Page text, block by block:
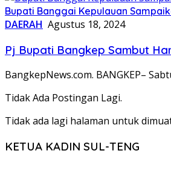
Bupati Banggai Kepulauan
DAERAH Agustus 18, 2024
Pj Bupati Bangkep Sambut
BangkepNews.com. BANGKEP–
Tidak Ada Postingan Lagi.
Tidak ada lagi halaman untuk
KETUA KADIN SUL-TENG